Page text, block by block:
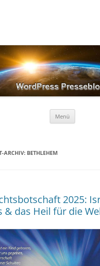
Menü
ARCHIV: BETHLEHEM
2025:
& das Heil für die